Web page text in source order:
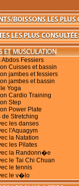
Abdos Fessiers
Cuisses et bassin
jambes et fessiers
jambes et bassin
Yoga
Cardio Training
Step
Power Plate
de Stretching
les danses
l'Aquagym
la Natation
les Pilates
la Randonn�e
le Tai Chi Chuan
le tennis
le v�lo